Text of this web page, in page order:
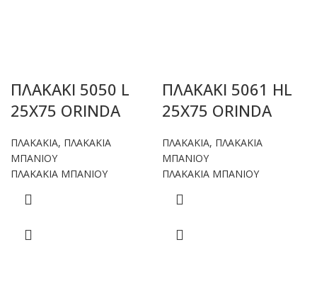
ΠΛΑΚΑΚΙ 5050 L
25X75 ORINDA
ΠΛΑΚΑΚΙΑ, ΠΛΑΚΑΚΙΑ
ΜΠΑΝΙΟΥ
ΠΛΑΚΑΚΙΑ ΜΠΑΝΙΟΥ
ΠΛΑΚΑΚΙ 5061 HL
25X75 ORINDA
ΠΛΑΚΑΚΙΑ, ΠΛΑΚΑΚΙΑ
ΜΠΑΝΙΟΥ
ΠΛΑΚΑΚΙΑ ΜΠΑΝΙΟΥ